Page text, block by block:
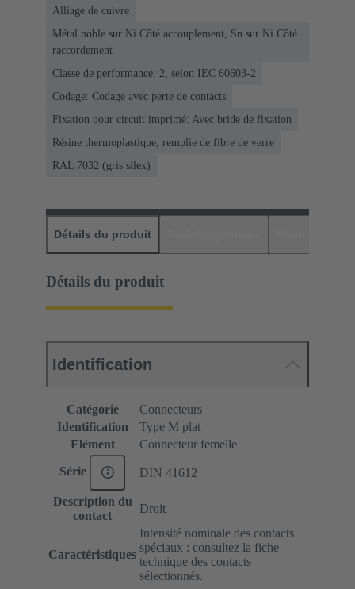
Alliage de cuivre
Métal noble sur Ni Côté accouplement, Sn sur Ni Côté
raccordement
Classe de performance: 2, selon IEC 60603-2
Codage: Codage avec perte de contacts
Fixation pour circuit imprimé: Avec bride de fixation
Résine thermoplastique, remplie de fibre de verre
RAL 7032 (gris silex)
Détails du produit
Détails du produit
Identification
Catégorie
Connecteurs
Identification
Type M plat
Elément
Connecteur femelle
Série DIN 41612
Description du
contact
Droit
Caractéristiques
Intensité nominale des contacts
spéciaux : consultez la fiche
technique des contacts
sélectionnés.